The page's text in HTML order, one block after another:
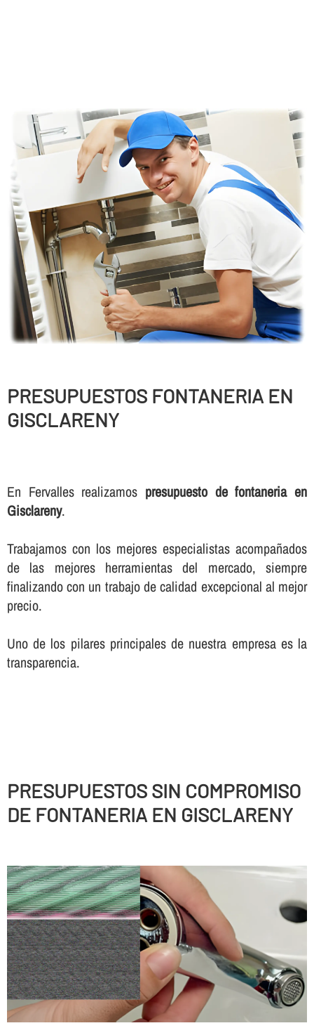
PRESUPUESTOS FONTANERIA EN
GISCLARENY
En Fervalles realizamos presupuesto de fontaneria en
Gisclareny.
Trabajamos con los mejores especialistas acompañados
de las mejores herramientas del mercado, siempre
finalizando con un trabajo de calidad excepcional al mejor
precio.
Uno de los pilares principales de nuestra empresa es la
transparencia.
PRESUPUESTOS SIN COMPROMISO
DE FONTANERIA EN GISCLARENY